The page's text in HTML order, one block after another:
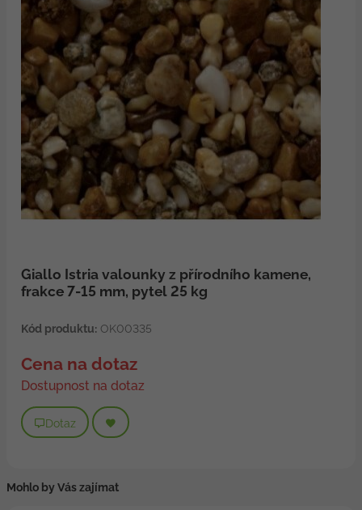
Giallo Istria valounky z přírodního kamene,
frakce 7-15 mm, pytel 25 kg
Kód produktu:OK00335
Cena na dotaz
Dostupnost na dotaz
Dotaz
Mohlo by Vás zajímat